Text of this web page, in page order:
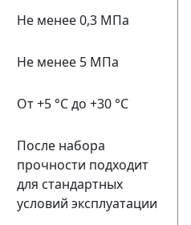
Не менее 0,3 МПа
Не менее 5 МПа
От +5 °C до +30 °C
После набора
прочности подходит
для стандартных
условий эксплуатации